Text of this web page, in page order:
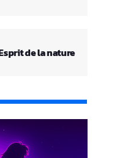
de la nature